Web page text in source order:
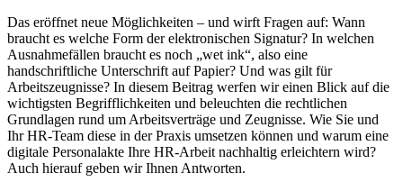
Das eröffnet neue Möglichkeiten – und wirft Fragen auf: Wann
braucht es welche Form der elektronischen Signatur? In welchen
Ausnahmefällen braucht es noch „wet ink“, also eine
handschriftliche Unterschrift auf Papier? Und was gilt für
Arbeitszeugnisse? In diesem Beitrag werfen wir einen Blick auf die
wichtigsten Begrifflichkeiten und beleuchten die rechtlichen
Grundlagen rund um Arbeitsverträge und Zeugnisse. Wie Sie und
Ihr HR-Team diese in der Praxis umsetzen können und warum eine
digitale Personalakte Ihre HR-Arbeit nachhaltig erleichtern wird?
Auch hierauf geben wir Ihnen Antworten.